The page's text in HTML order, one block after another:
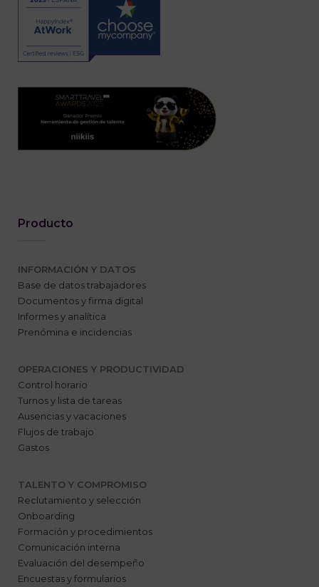
Producto
INFORMACIÓN Y DATOS
Base de datos trabajadores
Documentos y firma digital
Informes y analítica
Prenómina e incidencias
OPERACIONES Y PRODUCTIVIDAD
Control horario
Turnos y lista de tareas
Ausencias y vacaciones
Flujos de trabajo
Gastos
TALENTO Y COMPROMISO
Reclutamiento y selección
Onboarding
Formación y procedimientos
Comunicación interna
Evaluación del desempeño
Encuestas y formularios